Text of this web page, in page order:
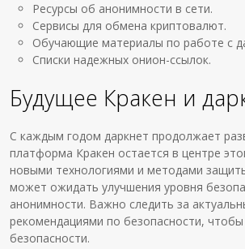
Ресурсы об анонимности в сети.
Сервисы для обмена криптовалют.
Обучающие материалы по работе с
Списки надежных онион-ссылок.
Будущее Кракен и
С каждым годом даркнет продолжает
платформа Кракен остается в центре
новыми технологиями и методами
может ожидать улучшения уровня
анонимности. Важно следить за
рекомендациями по безопасности, чтобы
безопасности.